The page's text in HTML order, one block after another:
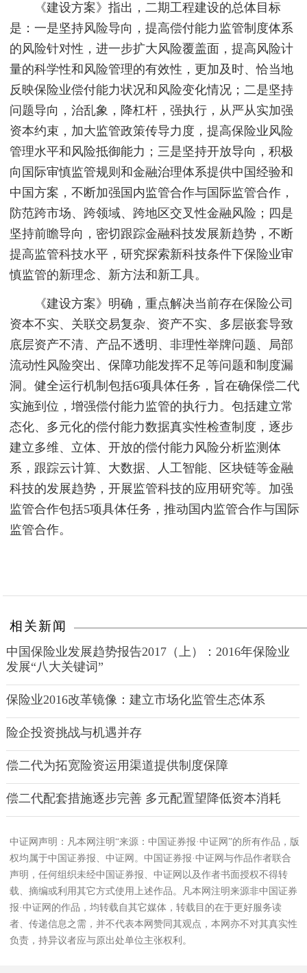
《建设方案》指出，二期工程建设的总体目标
是：一是坚持风险导向，提高偿付能力监管制度体系
的风险针对性，进一步扩大风险覆盖面，提高风险计
量的科学性和风险管理的有效性，更加及时、恰当地
反映保险业偿付能力状况和风险变化情况；二是坚持
问题导向，治乱象，降杠杆，强执行，从严从实加强
资本约束，加大监管政策传导力度，提高保险业风险
管理水平和风险抵御能力；三是坚持开放导向，积极
向国际审慎监管规则和金融治理体系提供中国经验和
中国方案，不断加强国内监管合作与国际监管合作，
防范跨市场、跨领域、跨地区交叉性金融风险；四是
坚持前瞻导向，密切跟踪金融科技发展新趋势，不断
提高监管科技水平，研究探索新科技条件下保险业审
慎监管的新理念、新方法和新工具。
《建设方案》明确，重点解决当前存在保险公司
资本不实、关联交易复杂、资产不实、多层嵌套导致
底层资产不清、产品不透明、非理性举牌问题、局部
流动性风险突出、保障功能发挥不足等问题和制度漏
洞。健全运行机制包括6项具体任务，旨在确保偿二代
实施到位，增强偿付能力监管的执行力。包括建立常
态化、多元化的偿付能力数据真实性检查制度，逐步
建立多维、立体、开放的偿付能力风险分析监测体
系，跟踪云计算、大数据、人工智能、区块链等金融
科技的发展趋势，开展监管科技的应用研究等。加强
监管合作包括5项具体任务，推动国内监管合作与国际
监管合作。
相关新闻
中国保险业发展趋势报告2017（上）：2016年保险业
发展“八大关键词”
保险业2016改革镜像：建立市场化监管生态体系
险企投资挑战与机遇并存
偿二代为拓宽险资运用渠道提供制度保障
偿二代配套措施逐步完善 多元配置望降低资本消耗
中证网声明：凡本网注明“来源：中国证券报·中证网”的所有作品，版
权均属于中国证券报、中证网。中国证券报·中证网与作品作者联合
声明，任何组织未经中国证券报、中证网以及作者书面授权不得转
载、摘编或利用其它方式使用上述作品。凡本网注明来源非中国证券
报·中证网的作品，均转载自其它媒体，转载目的在于更好服务读
者、传递信息之需，并不代表本网赞同其观点，本网亦不对其真实性
负责，持异议者应与原出处单位主张权利。